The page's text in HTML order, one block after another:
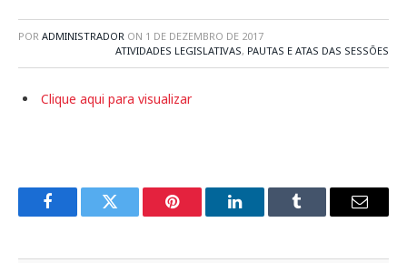
POR ADMINISTRADOR ON 1 DE DEZEMBRO DE 2017
ATIVIDADES LEGISLATIVAS, PAUTAS E ATAS DAS SESSÕES
Clique aqui para visualizar
FacebookTwitter Pinterest LinkedInTumblr
E-